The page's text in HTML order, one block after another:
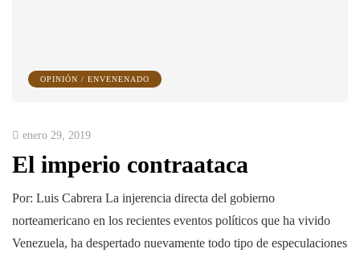
OPINIÓN / ENVENENADO
enero 29, 2019
El imperio contraataca
Por: Luis Cabrera La injerencia directa del gobierno
norteamericano en los recientes eventos políticos que ha vivido
Venezuela, ha despertado nuevamente todo tipo de especulaciones